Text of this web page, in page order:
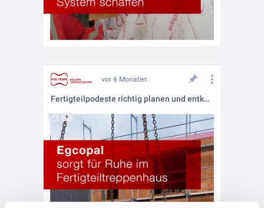
vor 6 Monaten
Fertigteilpodeste richtig planen und entkoppeln